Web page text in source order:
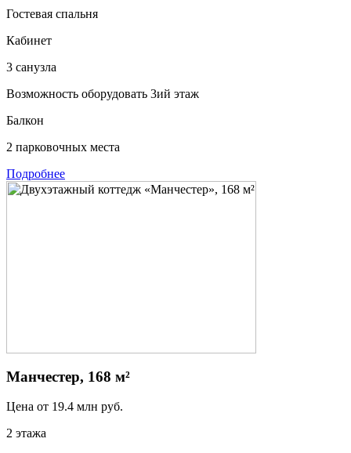
Гостевая спальня
Кабинет
3 санузла
Возможность оборудовать 3ий этаж
Балкон
2 парковочных места
Подробнее
Манчестер, 168 м²
Цена от 19.4 млн руб.
2 этажа